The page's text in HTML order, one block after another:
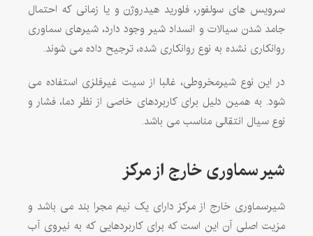
سرویس های سولفور، فلورید هیدروژن و یا زمانی که احتمال
جامد شدن سیالات و انسداد شیر وجود دارد، شیرهای سماوری
روانکاری نشده به نوع روانکاری شده، ترجیح داده می شوند.
در این نوع شیرمخروطی، غالبا از سیت غیرفلزی استفاده می
شود. به همین دلیل برای کاربردهای خاصی از نظر دما، فشار و
نوع سیال انتقالی مناسب می باشد.
شیر سماوری خارج از مرکز
شیرسماوری خارج از مرکز دارای یک نیم مجرا بند می باشد و
مزیت اصلی آن این است که برای کاربردهایی که به نیروی آب